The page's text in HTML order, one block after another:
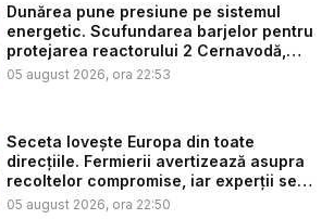
Dunărea pune presiune pe sistemul
energetic. Scufundarea barjelor pentru
protejarea reactorului 2 Cernavodă,
am...
05 august 2026, ora 22:53
Seceta lovește Europa din toate
direcțiile. Fermierii avertizează asupra
recoltelor compromise, iar experții se
t...
05 august 2026, ora 22:50